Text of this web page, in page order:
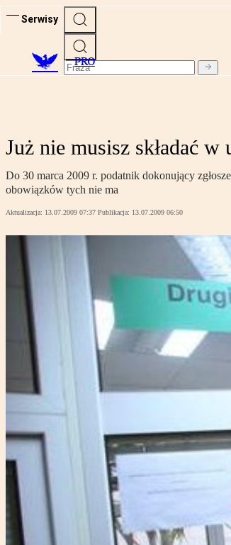
Serwisy
PRO
Już nie musisz składać
Do 30 marca 2009 r. podatnik dokonujący
obowiązków tych nie ma
Aktualizacja: 13.07.2009 07:37 Publikacja: 13.07.2009 06:50